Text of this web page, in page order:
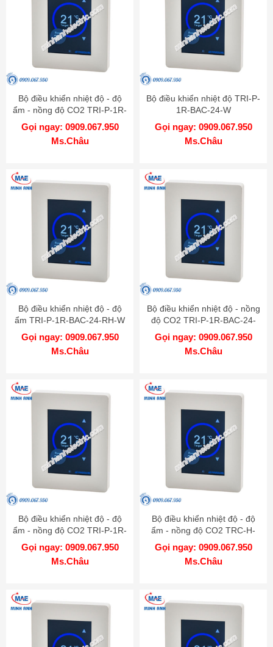
Bộ điều khiển nhiệt độ - độ
ẩm - nồng độ CO2 TRI-P-1R-
MOD-24-RH-CO2-W
Gọi ngay: 0909.067.950
Ms.Châu
Bộ điều khiển nhiệt độ TRI-P-
1R-BAC-24-W
Gọi ngay: 0909.067.950
Ms.Châu
Bộ điều khiển nhiệt độ - độ
ẩm TRI-P-1R-BAC-24-RH-W
Gọi ngay: 0909.067.950
Ms.Châu
Bộ điều khiển nhiệt độ - nồng
độ CO2 TRI-P-1R-BAC-24-
CO2-W
Gọi ngay: 0909.067.950
Ms.Châu
Bộ điều khiển nhiệt độ - độ
ẩm - nồng độ CO2 TRI-P-1R-
BAC-24-RH-CO2-W
Gọi ngay: 0909.067.950
Ms.Châu
Bộ điều khiển nhiệt độ - độ
ẩm - nồng độ CO2 TRC-H-
2A3R-MOD-24-RH-CO2-W
Gọi ngay: 0909.067.950
Ms.Châu